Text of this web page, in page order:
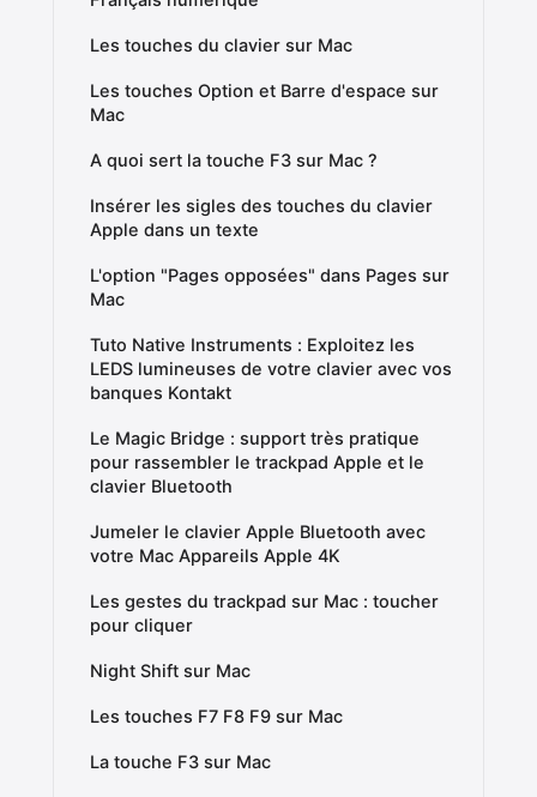
Les touches du clavier sur Mac
Les touches Option et Barre d'espace sur
Mac
A quoi sert la touche F3 sur Mac ?
Insérer les sigles des touches du clavier
Apple dans un texte
L'option "Pages opposées" dans Pages sur
Mac
Tuto Native Instruments : Exploitez les
LEDS lumineuses de votre clavier avec vos
banques Kontakt
Le Magic Bridge : support très pratique
pour rassembler le trackpad Apple et le
clavier Bluetooth
Jumeler le clavier Apple Bluetooth avec
votre Mac Appareils Apple 4K
Les gestes du trackpad sur Mac : toucher
pour cliquer
Night Shift sur Mac
Les touches F7 F8 F9 sur Mac
La touche F3 sur Mac